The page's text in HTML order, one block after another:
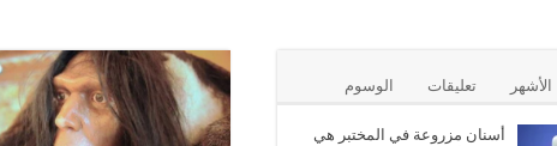
الأشهر تعليقات الوسوم
أسنان مزروعة في المختبر هي